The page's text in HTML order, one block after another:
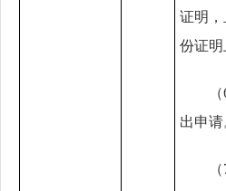
证明
份证
（
出申请
（